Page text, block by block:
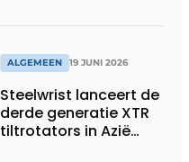
ALGEMEEN 19 JUNI 2026
Steelwrist lanceert de
derde generatie XTR
tiltrotators in Azië